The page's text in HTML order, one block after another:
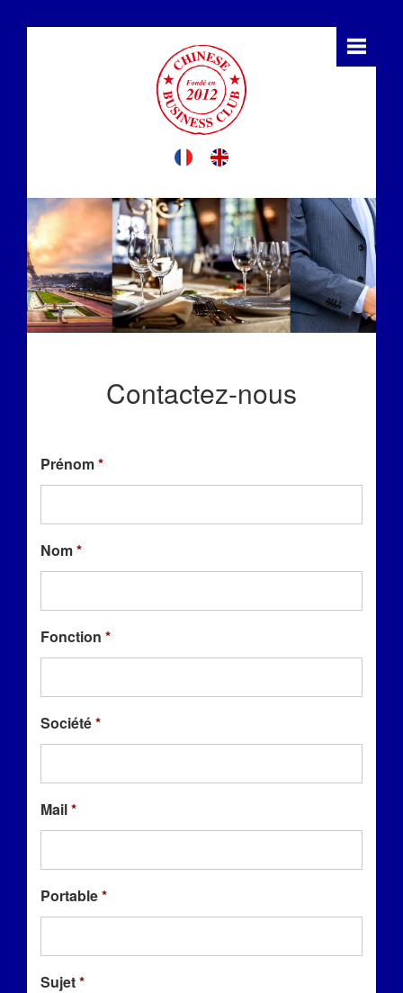
Contactez-nous
Prénom*
Nom*
Fonction *
Société*
Mail*
Portable*
Sujet*